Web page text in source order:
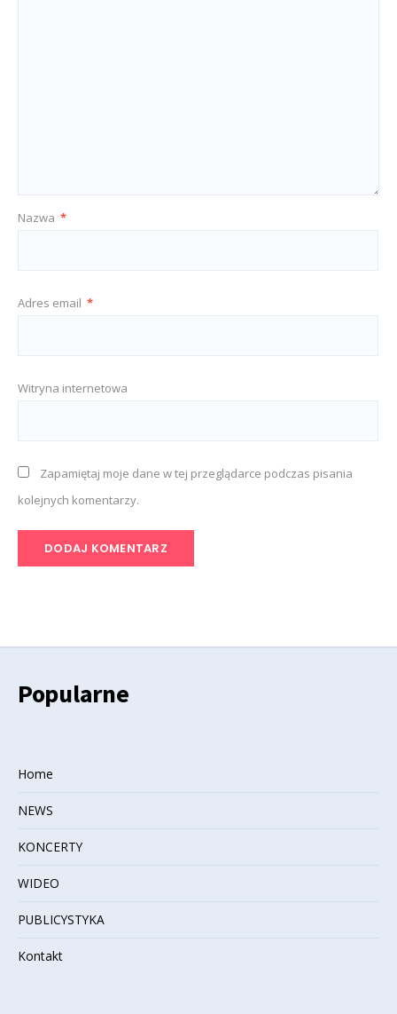
Nazwa *
Adres email *
Witryna internetowa
Zapamiętaj moje dane w tej przeglądarce podczas pisania
kolejnych komentarzy.
Popularne
Home
NEWS
KONCERTY
WIDEO
PUBLICYSTYKA
Kontakt